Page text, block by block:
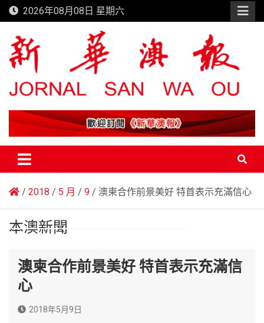
Skip
to
content
2026年08月08日 星期六
新華澳報
2018 5 月 9 澳柬合作前景美好 特首表示充滿信心
本澳新聞
澳柬合作前景美好 特首表示充滿信
心
2018年5月9日